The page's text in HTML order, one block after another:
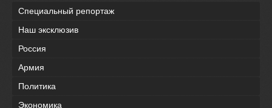
Специальный репортаж
Наш эксклюзив
Россия
Армия
Политика
Экономика